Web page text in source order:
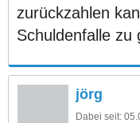
zurückzahlen
Schuldenfalle zu
jörg
Dabei seit: